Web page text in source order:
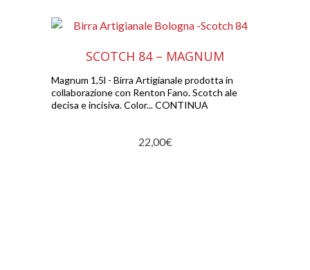
SCOTCH 84 – MAGNUM
Magnum 1,5l - Birra Artigianale prodotta in
collaborazione con Renton Fano. Scotch ale
decisa e incisiva. Color... CONTINUA
22,00€